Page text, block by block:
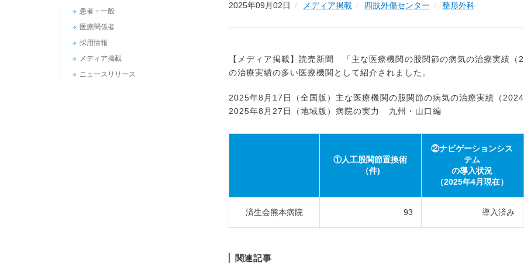
患者・一般
医療関係者
採用情報
メディア掲載
ニュースリリース
2025年09月02日 メディア掲載 四肢外傷センター 整形外科
【メディア掲載】読売新聞 「主な医療機関の股関節の病気の治療実績
の治療実績の多い医療機関として紹介されました。
2025年8月17日（全国版）主な医療機関の股関節の病気の治療実績（2024
2025年8月27日（地域版）病院の実力 九州・山口編
①人工股関節置換術
（件)
②ナビゲーションシス
テム
の導入状況
（2025年4月現在）
済生会熊本病院 93 導入済み
関連記事